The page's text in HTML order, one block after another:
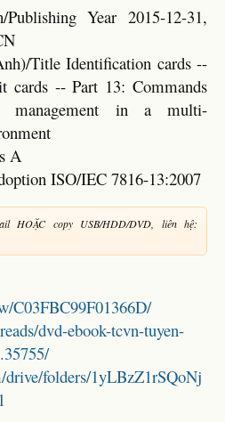
Year 2015-12-31,
Title Identification cards --
cards -- Part 13: Commands
management in a multi-
A
ISO/IEC 7816-13:2007
HOẶC copy USB/HDD/DVD, liên hệ:
C03FBC99F01366D/
dvd-ebook-tcvn-tuyen-
folders/1yLBzZ1rSQoNj